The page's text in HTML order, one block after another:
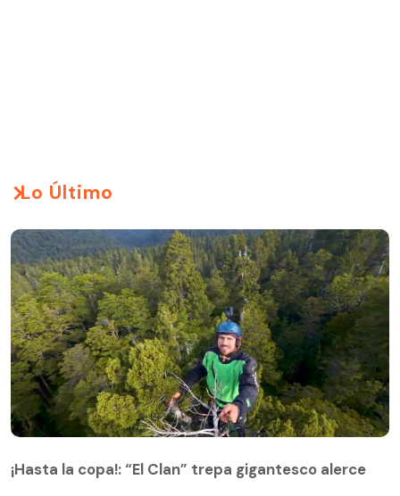
Lo Último
¡Hasta la copa!: “El Clan” trepa gigantesco alerce